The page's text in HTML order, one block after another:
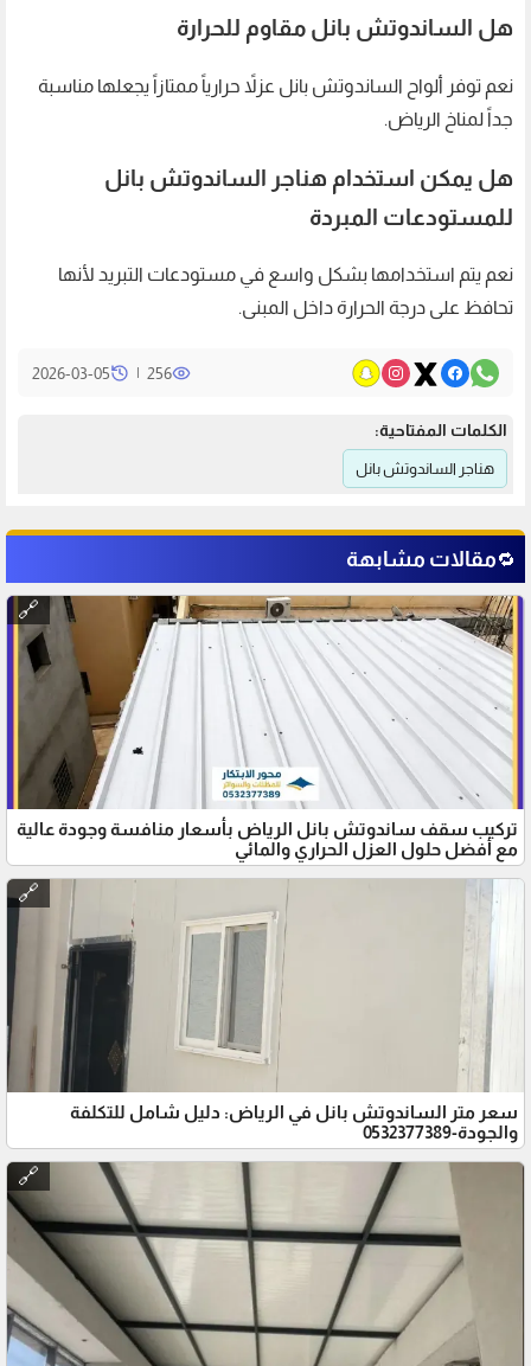
هل الساندوتش بانل مقاوم للحرارة
نعم توفر ألواح الساندوتش بانل عزلاً حرارياً ممتازاً يجعلها مناسبة
جداً لمناخ الرياض.
هل يمكن استخدام هناجر الساندوتش بانل
للمستودعات المبردة
نعم يتم استخدامها بشكل واسع في مستودعات التبريد لأنها
تحافظ على درجة الحرارة داخل المبنى.
256
|
2026-03-05
الكلمات المفتاحية:
هناجر الساندوتش بانل
🔁مقالات مشابهة
تركيب سقف ساندوتش بانل الرياض بأسعار منافسة وجودة عالية
مع أفضل حلول العزل الحراري والمائي
🔗
سعر متر الساندوتش بانل في الرياض: دليل شامل للتكلفة
والجودة-0532377389
🔗
🔗